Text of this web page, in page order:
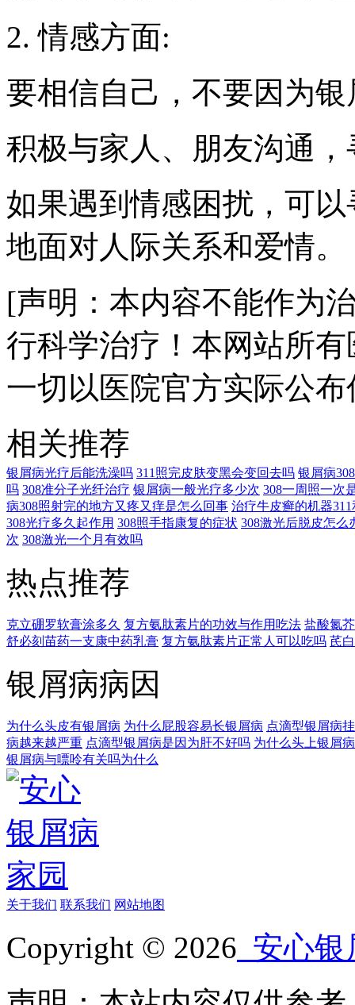
2. 情感方面:
要相信自己，不要因为
积极与家人、朋友沟通
如果遇到情感困扰，可
地面对人际关系和爱情。
[声明：本内容不能作为
行科学治疗！本网站所
一切以医院官方实际公
相关推荐
银屑病光疗后能洗澡吗 311照完皮肤变黑会变回去吗 银屑病
吗 308准分子光纤治疗 银屑病一般光疗多少次 308一周照一次
病308照射完的地方又疼又痒是怎么回事 治疗牛皮癣的机器
308光疗多久起作用 308照手指康复的症状 308激光后脱皮怎么
次 308激光一个月有效吗
热点推荐
克立硼罗软膏涂多久 复方氨肽素片的功效与作用吃法 盐酸氮
舒必刻苗药一支康中药乳膏 复方氨肽素片正常人可以吃吗 芪
银屑病病因
为什么头皮有银屑病 为什么屁股容易长银屑病 点滴型银屑病
病越来越严重 点滴型银屑病是因为肝不好吗 为什么头上银屑
银屑病与嘌呤有关吗为什么
关于我们 联系我们 网站地图
Copyright © 2026 安心银